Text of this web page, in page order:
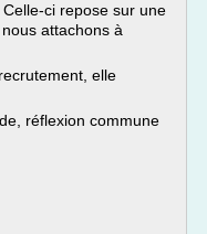
ci repose sur une
attachons à
elle
réflexion commune